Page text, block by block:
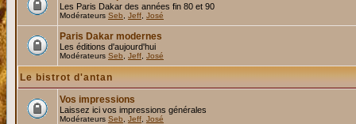
Les Paris Dakar des années fin 80 et 90
Modérateurs Seb Jeff José
Paris Dakar modernes
Les éditions d'aujourd'hui
Modérateurs Seb Jeff José
Le bistrot d'antan
Vos impressions
Laissez ici vos impressions générales
Modérateurs Seb Jeff José